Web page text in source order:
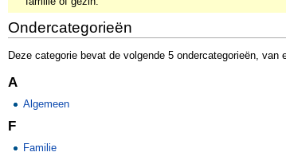
Ondercategorieën
Deze categorie bevat de volgende 5 ondercategorieën, van
A
Algemeen
F
Familie